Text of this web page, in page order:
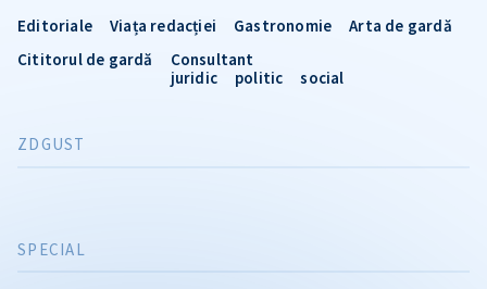
SPECIAL
Editoriale
Viața redacției Gastronomie
Arta de gardă
Cititorul de gardă
Consultant
juridic
politic social
ZDGUST